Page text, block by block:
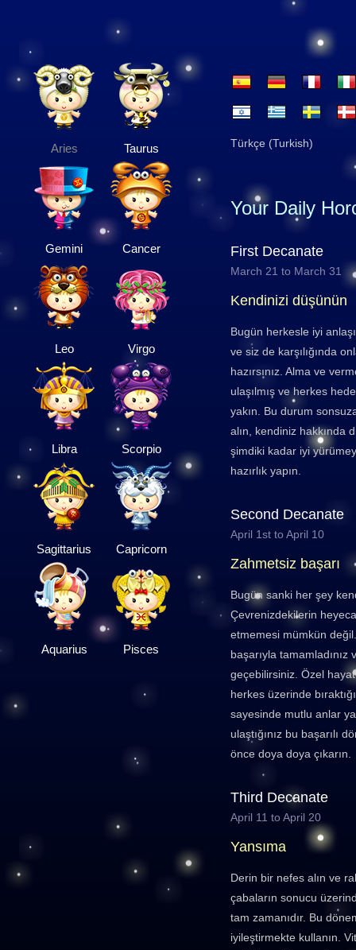
Aries Taurus
Gemini Cancer
Leo Virgo
Libra Scorpio
Sagittarius Capricorn
Aquarius Pisces
Türkçe (Turkish)
Your Daily
First Decanate
March 21 to March 31
Kendinizi düşünün
Bugün herkesle iyi
ve siz de karşılığında
hazırsınız. Alma ve
ulaşılmış ve herkes
yakın. Bu durum
alın, kendiniz hakkında
şimdiki kadar iyi
hazırlık yapın.
Second Decanate
April 1st to April 10
Zahmetsiz başarı
Bugün sanki her şey
Çevrenizdekilerin
etmemesi mümkün
başarıyla
geçebilirsiniz. Özel
herkes üzerinde
sayesinde mutlu anlar
ulaştığınız bu başarılı
önce doya doya çıkarın.
Third Decanate
April 11 to April 20
Yansıma
Derin bir nefes alın ve
çabaların sonucu
tam zamanıdır. Bu
iyileştirmekte kullanın.